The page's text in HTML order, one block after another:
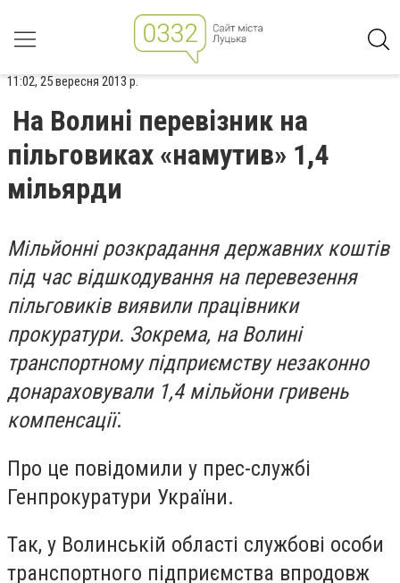
11:02, 25 вересня 2013 р.
На Волині перевізник на
пільговиках «намутив» 1,4
мільярди
Мільйонні розкрадання державних коштів
під час відшкодування на перевезення
пільговиків виявили працівники
прокуратури. Зокрема, на Волині
транспортному підприємству незаконно
донараховували 1,4 мільйони гривень
компенсації.
Про це повідомили у прес-службі
Генпрокуратури України.
Так, у Волинській області службові особи
транспортного підприємства впродовж